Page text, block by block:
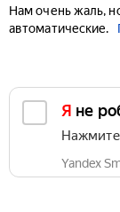
Нам очень жаль,
автоматические.
Я не
Yandex